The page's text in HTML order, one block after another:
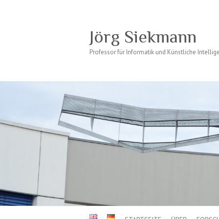
Jörg Siekmann
Professor für Informatik und Künstliche